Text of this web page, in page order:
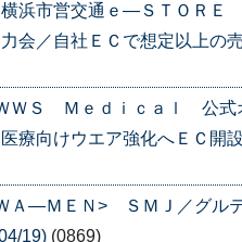
浜市営交通ｅ―ＳＴＯＲＥ
会／自社ＥＣで想定以上の
ＷＳ Ｍｅｄｉｃａｌ 公式
療向けウエア強化へＥＣ開
―ＭＥＮ> ＳＭＪ／グル
19) (0869)